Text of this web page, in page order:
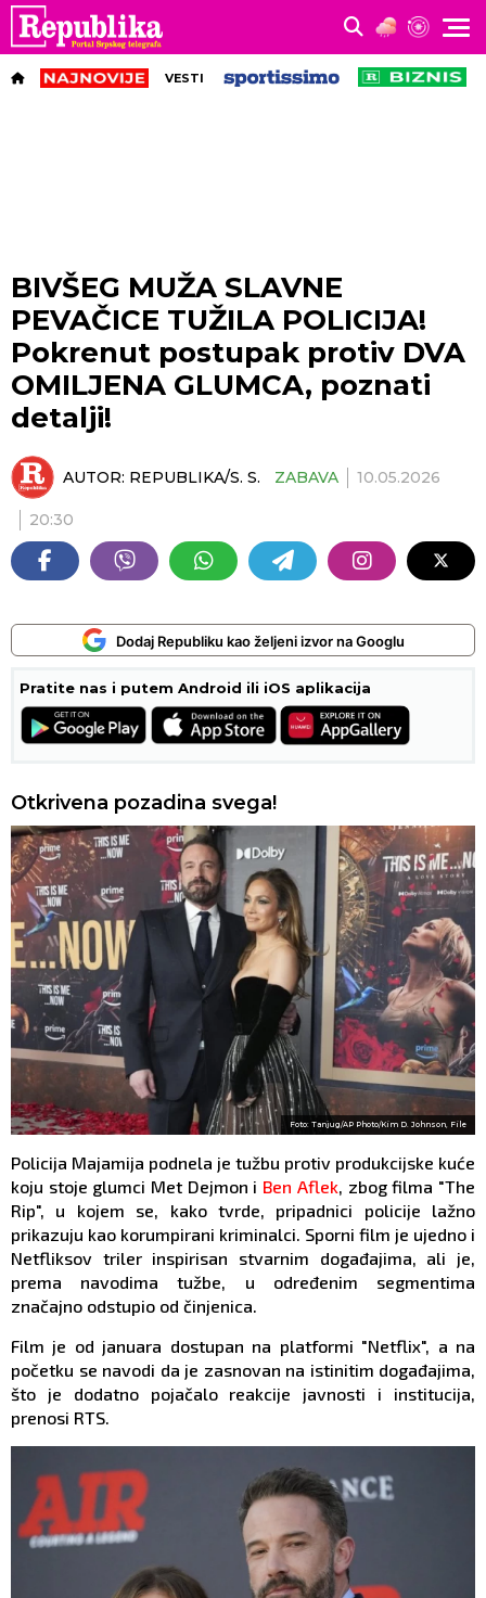
VESTI
BIVŠEG MUŽA SLAVNE
PEVAČICE TUŽILA POLICIJA!
Pokrenut postupak protiv DVA
OMILJENA GLUMCA, poznati
detalji!
AUTOR: REPUBLIKA/S. S. ZABAVA 10.05.2026
20:30
Dodaj Republiku kao željeni izvor na Googlu
Pratite nas i putem Android ili iOS aplikacija
Otkrivena pozadina svega!
Foto: Tanjug/AP Photo/Kim D. Johnson, File
Policija Majamija podnela je tužbu protiv produkcijske kuće
koju stoje glumci Met Dejmon i Ben Aflek, zbog filma "The
Rip", u kojem se, kako tvrde, pripadnici policije lažno
prikazuju kao korumpirani kriminalci. Sporni film je ujedno i
Netfliksov triler inspirisan stvarnim događajima, ali je,
prema navodima tužbe, u određenim segmentima
značajno odstupio od činjenica.
Film je od januara dostupan na platformi "Netflix", a na
početku se navodi da je zasnovan na istinitim događajima,
što je dodatno pojačalo reakcije javnosti i institucija,
prenosi RTS.